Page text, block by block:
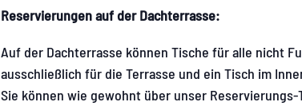
Reservierungen auf der Dachterrasse:
Auf der Dachterrasse können Tische für alle nicht
ausschließlich für die Terrasse und ein Tisch im
Sie können wie gewohnt über unser Reservierungs-